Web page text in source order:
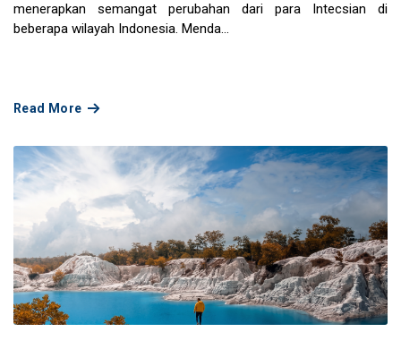
menerapkan semangat perubahan dari para Intecsian di
beberapa wilayah Indonesia. Menda...
Read More